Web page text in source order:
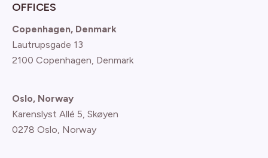
OFFICES
Copenhagen, Denmark
Lautrupsgade 13
2100 Copenhagen, Denmark
Oslo, Norway
Karenslyst Allé 5, Skøyen
0278 Oslo, Norway